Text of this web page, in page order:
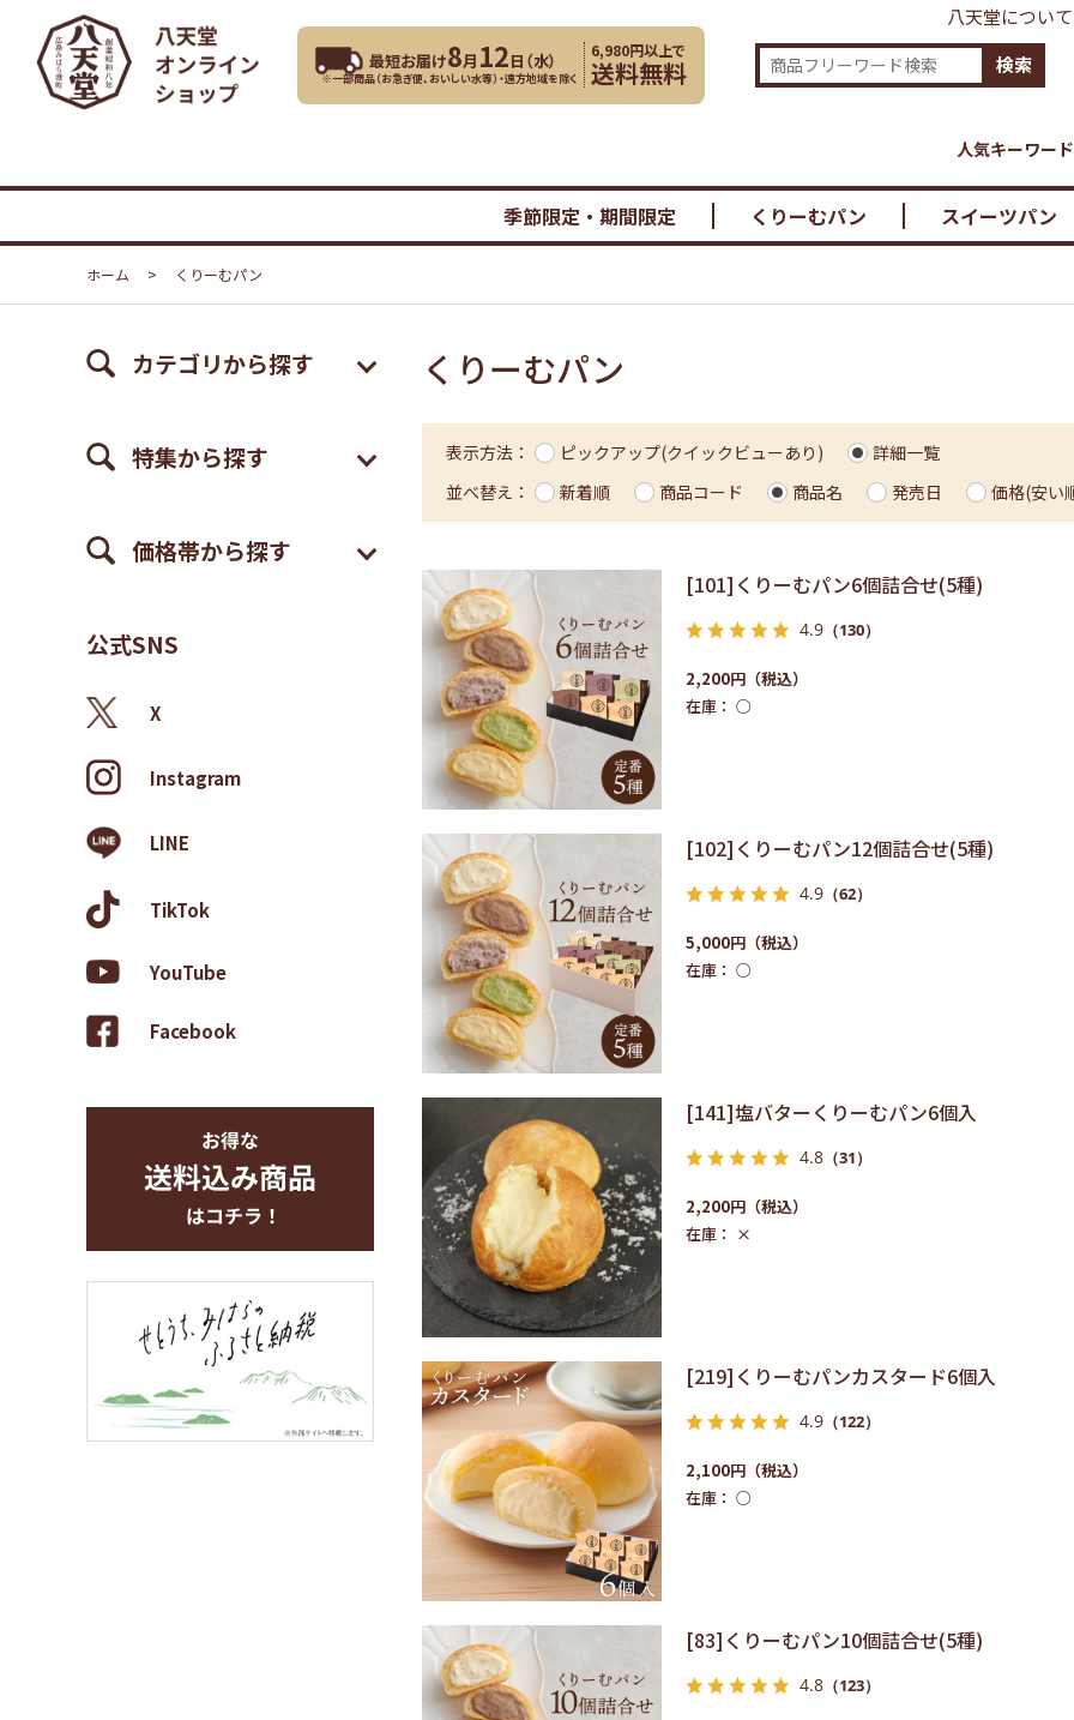
八天堂について
最短お届け8月 12日（水）
※一部商品（お急ぎ便、おいしい水等）・遠方地域を除く
6,980円以上で
送料無料 検索
人気キーワード
季節限定・期間限定 くりーむパン スイーツパン
ホーム > くりーむパン
カテゴリから探す
特集から探す
価格帯から探す
公式SNS
X
Instagram
LINE
TikTok
YouTube
Facebook
くりーむパン
表示方法： ピックアップ(クイックビューあり)
詳細一覧
並べ替え：
新着順 商品コード 商品名 発売日 価格(安い
[101]くりーむパン6個詰合せ(5種)
4.9 （130）
2,200円
在庫： ○
[102]くりーむパン12個詰合せ(5種)
4.9 （62）
5,000円
在庫： ○
[141]塩バターくりーむパン6個入
4.8 （31）
2,200円
在庫： ×
[219]くりーむパンカスタード6個入
4.9 （122）
2,100円
在庫： ○
[83]くりーむパン10個詰合せ(5種)
4.8 （123）